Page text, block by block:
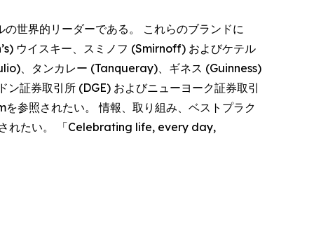
世界的リーダーである。 これらのブランドに
ウイスキー、スミノフ (Smirnoff) およびケテル
、タンカレー (Tanqueray)、ギネス (Guinness)
証券取引所 (DGE) およびニューヨーク証券取引
参照されたい。 情報、取り組み、ベストプラク
れたい。 「Celebrating life, every day,